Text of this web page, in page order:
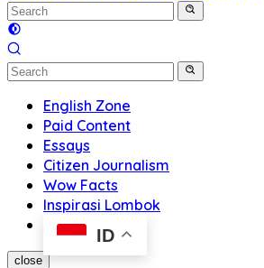
English Zone
Paid Content
Essays
Citizen Journalism
Wow Facts
Inspirasi Lombok
ID
close